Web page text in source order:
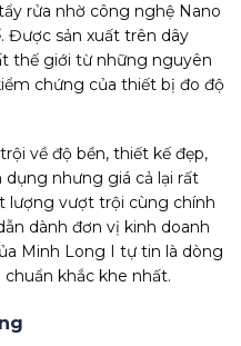
rửa nhờ công nghệ Nano
Được sản xuất trên dây
thế giới từ những nguyên
chứng của thiết bị đo độ
về độ bền, thiết kế đẹp,
nhưng giá cả lại rất
lượng vượt trội cùng chính
dành đơn vị kinh doanh
Minh Long I tự tin là dòng
khắc khe nhất.